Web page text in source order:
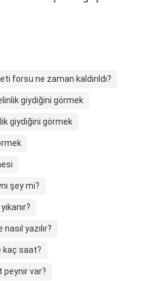
forsu ne zaman kaldırıldı?
giydiğini görmek
giydiğini görmek
şey mi?
yazılır?
kaç saat?
peynir var?